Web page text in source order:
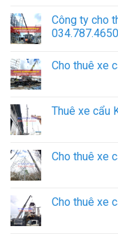
Công ty cho
034.787.4650
Cho thuê xe
Thuê xe cẩu
Cho thuê xe
Cho thuê xe